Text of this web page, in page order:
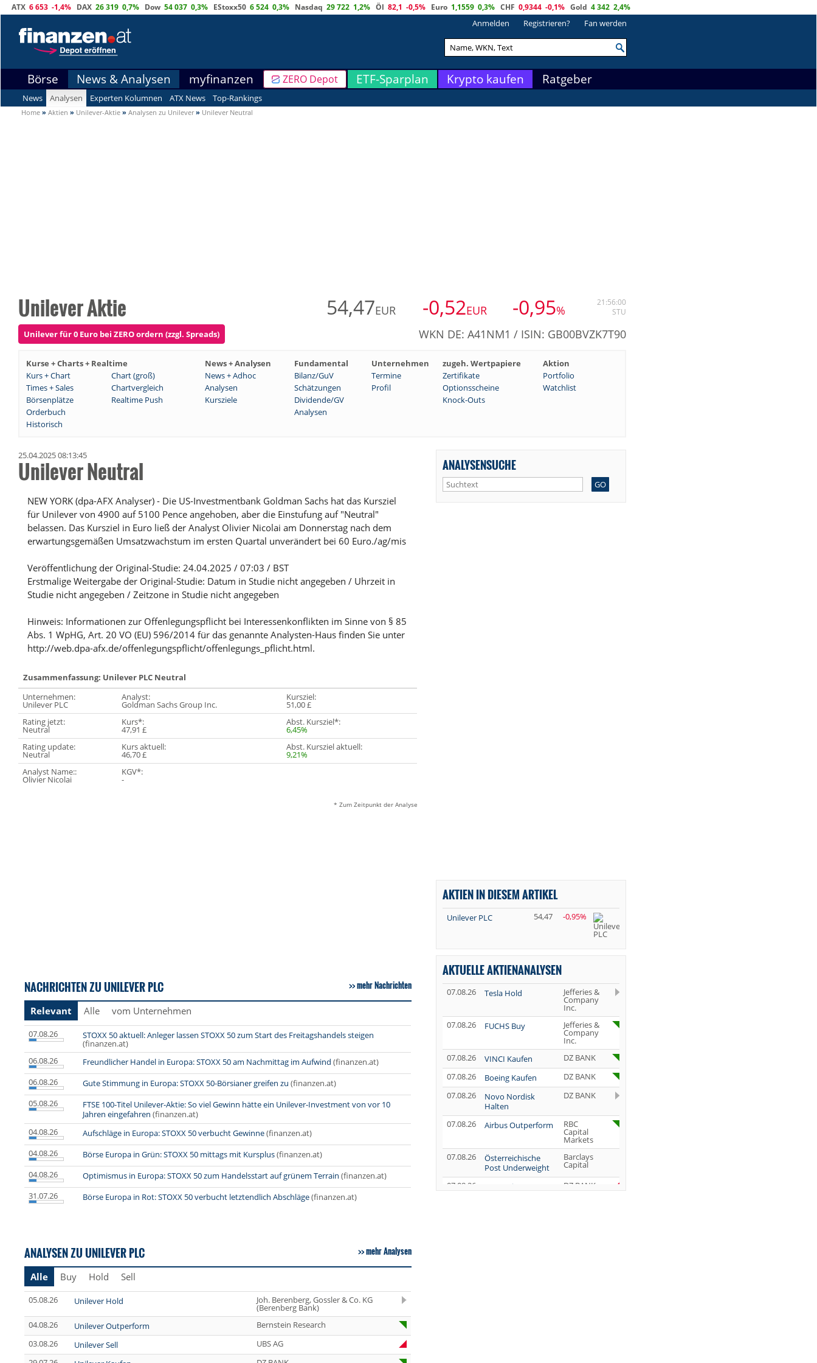
ATX 6 653 -1,4% DAX 26 319 0,7% Dow 54 037 0,3% EStoxx50 6 524 0,3% Nasdaq 29 722 1,2% Öl 82,1 -0,5% Euro 1,1559 0,3% CHF 0,9344 -0,1% Gold 4 342 2,4%
Anmelden Registrieren? Fan werden
Börse News & Analysen myfinanzen ZERO Depot ETF-Sparplan Krypto kaufen Ratgeber
News Analysen Experten Kolumnen ATX News Top-Rankings
Home » Aktien » Unilever-Aktie » Analysen zu Unilever » Unilever Neutral
Unilever Aktie 54,47EUR -0,52EUR -0,95%
21:56:00
STU
Unilever für 0 Euro bei ZERO ordern (zzgl. Spreads) WKN DE: A41NM1 / ISIN: GB00BVZK7T90
Kurse + Charts + Realtime News + Analysen Fundamental Unternehmen zugeh. Wertpapiere
Aktion
Kurs + Chart
Chart (groß) News + Adhoc Bilanz/GuV Termine Zertifikate
Portfolio
Times + Sales
Chartvergleich Analysen Schätzungen Profil Optionsscheine
Watchlist
Börsenplätze
Realtime Push Kursziele Dividende/GV
Knock-Outs
Orderbuch
Analysen
Historisch
25.04.2025 08:13:45
Unilever Neutral
NEW YORK (dpa-AFX Analyser) - Die US-Investmentbank Goldman Sachs hat das Kursziel
für Unilever von 4900 auf 5100 Pence angehoben, aber die Einstufung auf "Neutral"
belassen. Das Kursziel in Euro ließ der Analyst Olivier Nicolai am Donnerstag nach dem
erwartungsgemäßen Umsatzwachstum im ersten Quartal unverändert bei 60 Euro./ag/mis
Veröffentlichung der Original-Studie: 24.04.2025 / 07:03 / BST
Erstmalige Weitergabe der Original-Studie: Datum in Studie nicht angegeben / Uhrzeit in
Studie nicht angegeben / Zeitzone in Studie nicht angegeben
Hinweis: Informationen zur Offenlegungspflicht bei Interessenkonflikten im Sinne von § 85
Abs. 1 WpHG, Art. 20 VO (EU) 596/2014 für das genannte Analysten-Haus finden Sie unter
http://web.dpa-afx.de/offenlegungspflicht/offenlegungs_pflicht.html.
Zusammenfassung: Unilever PLC Neutral
Unternehmen:
Unilever PLC
Analyst:
Goldman Sachs Group Inc.
Kursziel:
51,00 £
Rating jetzt:
Neutral
Kurs*:
47,91 £
Abst. Kursziel*:
6,45%
Rating update:
Neutral
Kurs aktuell:
46,70 £
Abst. Kursziel aktuell:
9,21%
Analyst Name::
Olivier Nicolai
KGV*:
-
* Zum Zeitpunkt der Analyse
NACHRICHTEN ZU UNILEVER PLC mehr Nachrichten
Relevant Alle vom Unternehmen
07.08.26 STOXX 50 aktuell: Anleger lassen STOXX 50 zum Start des Freitagshandels steigen
(finanzen.at)
06.08.26
Freundlicher Handel in Europa: STOXX 50 am Nachmittag im Aufwind (finanzen.at)
06.08.26
Gute Stimmung in Europa: STOXX 50-Börsianer greifen zu (finanzen.at)
05.08.26
FTSE 100-Titel Unilever-Aktie: So viel Gewinn hätte ein Unilever-Investment von vor 10
Jahren eingefahren (finanzen.at)
04.08.26
Aufschläge in Europa: STOXX 50 verbucht Gewinne(finanzen.at)
04.08.26
Börse Europa in Grün: STOXX 50 mittags mit Kursplus(finanzen.at)
04.08.26
Optimismus in Europa: STOXX 50 zum Handelsstart auf grünem Terrain (finanzen.at)
31.07.26
Börse Europa in Rot: STOXX 50 verbucht letztendlich Abschläge(finanzen.at)
ANALYSEN ZU UNILEVER PLC mehr Analysen
Alle Buy Hold Sell
05.08.26 Unilever Hold Joh. Berenberg, Gossler & Co. KG
(Berenberg Bank)
04.08.26
Unilever Outperform
Bernstein Research
03.08.26
Unilever Sell
UBS AG
ANALYSENSUCHE
GO
AKTIEN IN DIESEM ARTIKEL
Unilever PLC 54,47 -0,95%
AKTUELLE AKTIENANALYSEN
07.08.26 Tesla Hold Jefferies &
Company
Inc.
07.08.26
FUCHS Buy Jefferies &
Company
Inc.
07.08.26
VINCI Kaufen
DZ BANK
07.08.26
Boeing Kaufen
DZ BANK
07.08.26
Novo Nordisk
Halten
DZ BANK
07.08.26 Airbus Outperform RBC
Capital
Markets
07.08.26
Österreichische
Post Underweight
Barclays
Capital
07.08.26
SUSS MicroTec
DZ BANK